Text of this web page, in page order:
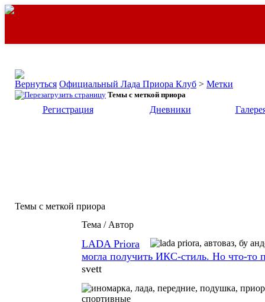
Официальный Лада Приора Клуб > Метки
Темы с меткой приора
Регистрация Дневники
Темы с меткой приора
Тема / Автор
LADA Priora
могла получить ИКС-стиль. Но что-то
svett